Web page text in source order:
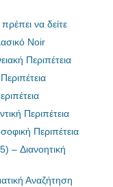
να δείτε
Noir
Περιπέτεια
Περιπέτεια
Περιπέτεια
– Διανοητική
Αναζήτηση